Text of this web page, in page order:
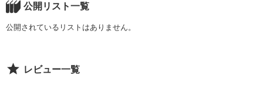
某2ショットチャットサービスに始まり、
クラブ通い、街コン、合コン、そして今流行りのマッチングア
（フェイクありですが、概ね実話です。）
公開リスト一覧
公開されているリストはありません。
レビュー一覧